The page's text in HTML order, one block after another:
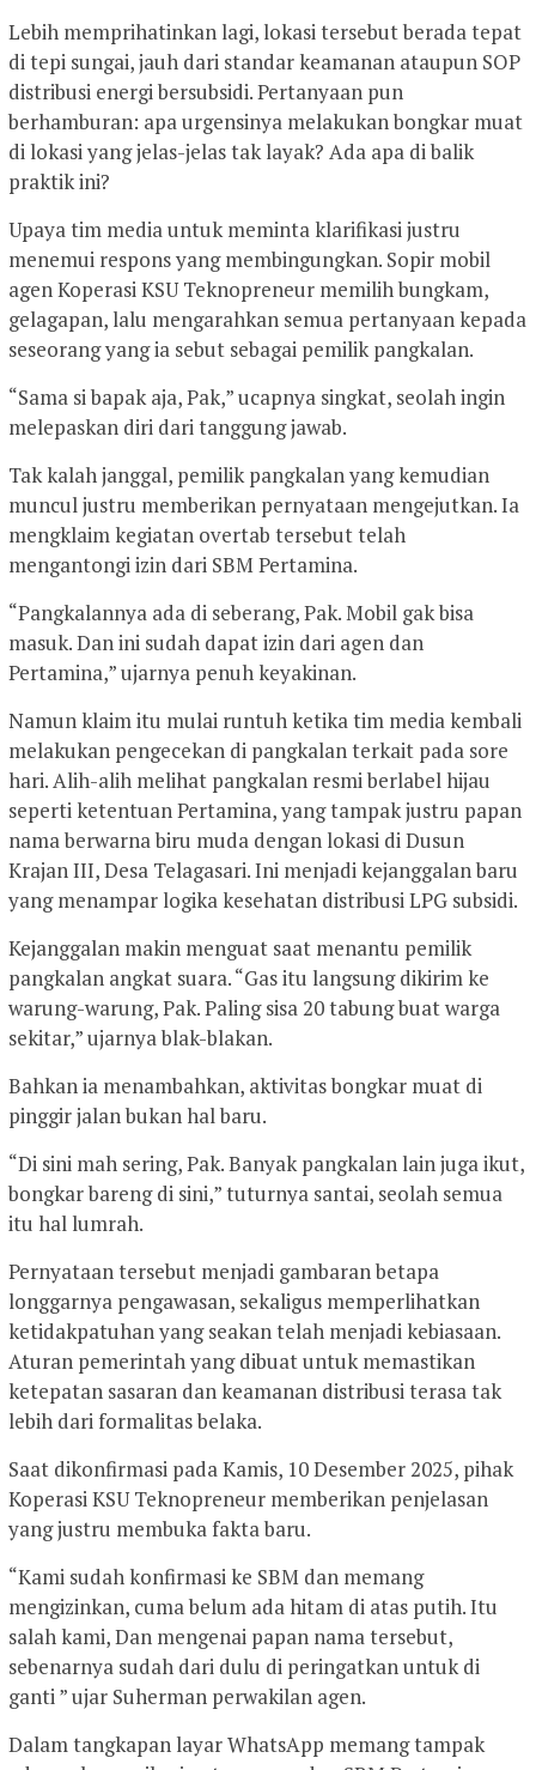
Lebih memprihatinkan lagi, lokasi tersebut berada tepat
di tepi sungai, jauh dari standar keamanan ataupun SOP
distribusi energi bersubsidi. Pertanyaan pun
berhamburan: apa urgensinya melakukan bongkar muat
di lokasi yang jelas-jelas tak layak? Ada apa di balik
praktik ini?
Upaya tim media untuk meminta klarifikasi justru
menemui respons yang membingungkan. Sopir mobil
agen Koperasi KSU Teknopreneur memilih bungkam,
gelagapan, lalu mengarahkan semua pertanyaan kepada
seseorang yang ia sebut sebagai pemilik pangkalan.
“Sama si bapak aja, Pak,” ucapnya singkat, seolah ingin
melepaskan diri dari tanggung jawab.
Tak kalah janggal, pemilik pangkalan yang kemudian
muncul justru memberikan pernyataan mengejutkan. Ia
mengklaim kegiatan overtab tersebut telah
mengantongi izin dari SBM Pertamina.
“Pangkalannya ada di seberang, Pak. Mobil gak bisa
masuk. Dan ini sudah dapat izin dari agen dan
Pertamina,” ujarnya penuh keyakinan.
Namun klaim itu mulai runtuh ketika tim media kembali
melakukan pengecekan di pangkalan terkait pada sore
hari. Alih-alih melihat pangkalan resmi berlabel hijau
seperti ketentuan Pertamina, yang tampak justru papan
nama berwarna biru muda dengan lokasi di Dusun
Krajan III, Desa Telagasari. Ini menjadi kejanggalan baru
yang menampar logika kesehatan distribusi LPG subsidi.
Kejanggalan makin menguat saat menantu pemilik
pangkalan angkat suara. “Gas itu langsung dikirim ke
warung-warung, Pak. Paling sisa 20 tabung buat warga
sekitar,” ujarnya blak-blakan.
Bahkan ia menambahkan, aktivitas bongkar muat di
pinggir jalan bukan hal baru.
“Di sini mah sering, Pak. Banyak pangkalan lain juga ikut,
bongkar bareng di sini,” tuturnya santai, seolah semua
itu hal lumrah.
Pernyataan tersebut menjadi gambaran betapa
longgarnya pengawasan, sekaligus memperlihatkan
ketidakpatuhan yang seakan telah menjadi kebiasaan.
Aturan pemerintah yang dibuat untuk memastikan
ketepatan sasaran dan keamanan distribusi terasa tak
lebih dari formalitas belaka.
Saat dikonfirmasi pada Kamis, 10 Desember 2025, pihak
Koperasi KSU Teknopreneur memberikan penjelasan
yang justru membuka fakta baru.
“Kami sudah konfirmasi ke SBM dan memang
mengizinkan, cuma belum ada hitam di atas putih. Itu
salah kami, Dan mengenai papan nama tersebut,
sebenarnya sudah dari dulu di peringatkan untuk di
ganti ” ujar Suherman perwakilan agen.
Dalam tangkapan layar WhatsApp memang tampak